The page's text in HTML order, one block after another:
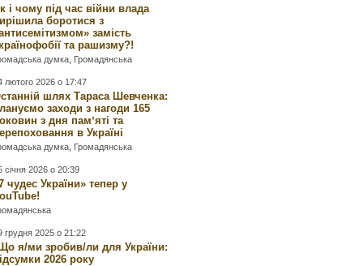
і чому під час війни влада
боротися з
замість
та рашизму?!
думка Громадянська
лютого 2026 о 17:47
шлях Тараса Шевченка:
заходи з нагоди 165
з дня памʼяті та
в Україні
думка Громадянська
січня 2026 о 20:39
чудес України» тепер у
грудня 2025 о 21:22
я/ми зробив/ли для України:
2026 року